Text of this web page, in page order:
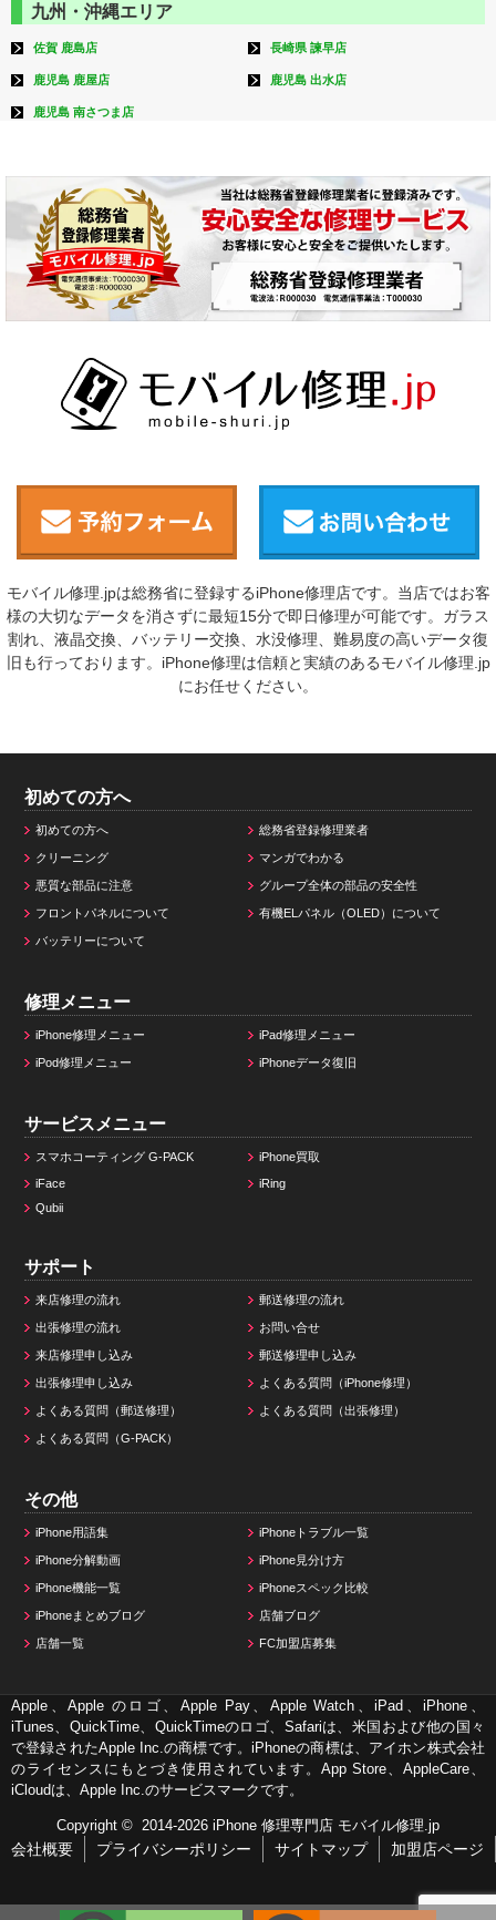
九州・沖縄エリア
佐賀 鹿島店 長崎県 諫早店
鹿児島 鹿屋店 鹿児島 出水店
鹿児島 南さつま店
モバイル修理.jpは総務省に登録するiPhone修理店です。当店ではお客
様の大切なデータを消さずに最短15分で即日修理が可能です。ガラス
割れ、液晶交換、バッテリー交換、水没修理、難易度の高いデータ復
旧も行っております。iPhone修理は信頼と実績のあるモバイル修理.jp
にお任せください。
初めての方へ
初めての方へ 総務省登録修理業者
クリーニング マンガでわかる
悪質な部品に注意 グループ全体の部品の安全性
フロントパネルについて 有機ELパネル（OLED）について
バッテリーについて
修理メニュー
iPhone修理メニュー iPad修理メニュー
iPod修理メニュー iPhoneデータ復旧
サービスメニュー
スマホコーティング G-PACK
iPhone買取
iFace
iRing
Qubii
サポート
来店修理の流れ 郵送修理の流れ
出張修理の流れ お問い合せ
来店修理申し込み 郵送修理申し込み
出張修理申し込み よくある質問（iPhone修理）
よくある質問（郵送修理） よくある質問（出張修理）
よくある質問（G-PACK）
その他
iPhone用語集 iPhoneトラブル一覧
iPhone分解動画 iPhone見分け方
iPhone機能一覧 iPhoneスペック比較
iPhoneまとめブログ 店舗ブログ
店舗一覧 FC加盟店募集
Apple、Apple のロゴ、Apple Pay、Apple Watch、iPad、iPhone、
iTunes、QuickTime、QuickTimeのロゴ、Safariは、米国および他の国々
で登録されたApple Inc.の商標です。iPhoneの商標は、アイホン株式会社
のライセンスにもとづき使用されています。App Store、AppleCare、
iCloudは、Apple Inc.のサービスマークです。
Copyright © 2014-2026 iPhone 修理専門店 モバイル修理.jp
会社概要 プライバシーポリシー サイトマップ 加盟店ページ